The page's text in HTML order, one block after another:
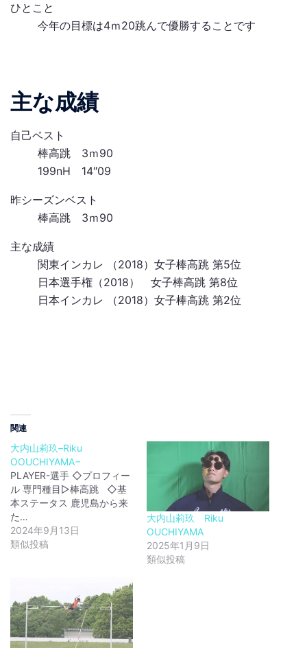
ひとこと
今年の目標は4ｍ20跳んで優勝することです
主な成績
自己ベスト
棒高跳 3ｍ90
199nH 14″09
昨シーズンベスト
棒高跳 3ｍ90
主な成績
関東インカレ （2018）女子棒高跳 第5位
日本選手権（2018） 女子棒高跳 第8位
日本インカレ （2018）女子棒高跳 第2位
関連
大内山莉玖–Riku
OOUCHIYAMA−
PLAYER-選手 ◇プロフィー
ル 専門種目▷棒高跳 ◇基
本ステータス 鹿児島から来
た…
2024年9月13日
類似投稿
大内山莉玖 Riku
OUCHIYAMA
2025年1月9日
類似投稿